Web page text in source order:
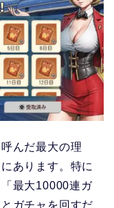
んだ最大の理
あります。特に
最大10000連ガ
ガチャを回すだ